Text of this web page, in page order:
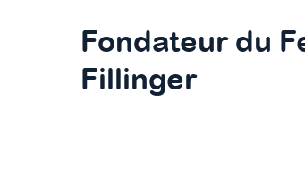
Fondateur du
Fillinger